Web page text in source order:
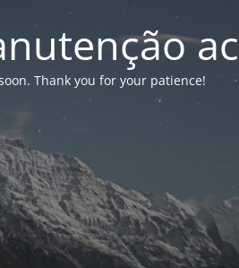
Thank you for your patience!